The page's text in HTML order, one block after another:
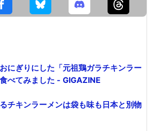
にぎりにした「元祖鶏ガラチキンラー
べてみました - GIGAZINE
チキンラーメンは袋も味も日本と別物